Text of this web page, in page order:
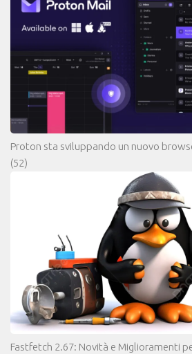
Proton sta sviluppando un nuovo
(52)
Fastfetch 2.67: Novità e Miglioramenti